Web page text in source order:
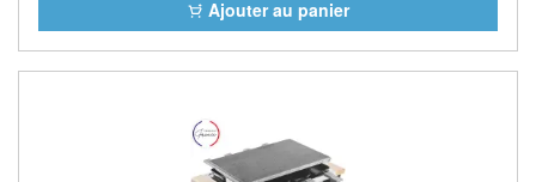
Ajouter au panier